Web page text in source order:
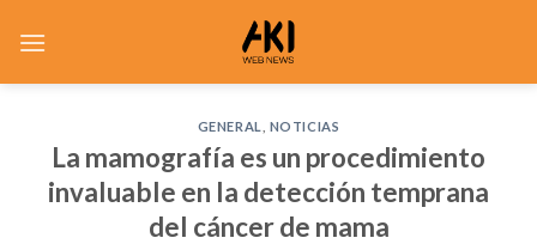
GENERAL NOTICIAS
La mamografía es un procedimiento
invaluable en la detección temprana
del cáncer de mama